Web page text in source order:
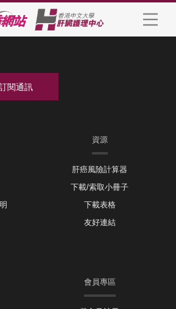
資源
肝癌風險計算器
下載/索取小冊子
下載表格
友好連結
會員專區